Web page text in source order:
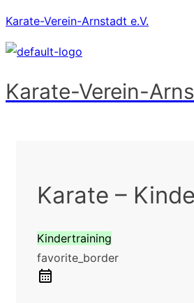
Karate-Verein-Arnstadt e.V.
Karate-Verein-
Karate –
Kindertraining
favorite_border